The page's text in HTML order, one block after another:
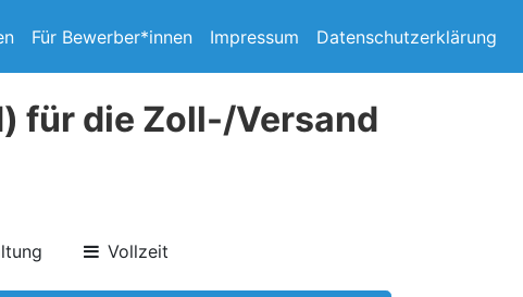
Für Bewerber*innen Impressum Datenschutzerklärung
für die Zoll-/Versand
Vollzeit